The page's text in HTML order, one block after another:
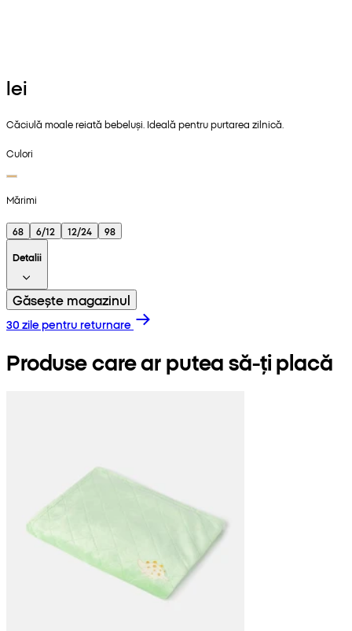
lei
Căciulă moale reiată bebeluși. Ideală pentru purtarea zilnică.
Culori
Mărimi
68 6/12 12/24
98
Detalii
Găsește magazinul
30 zile pentru returnare
Produse care ar putea să-ți placă